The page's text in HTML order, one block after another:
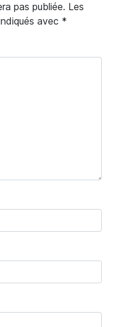
pas publiée. Les
avec *